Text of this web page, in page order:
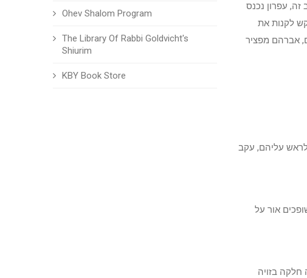
Ohev Shalom Program
The Library Of Rabbi Goldvicht's
Shiurim
KBY Book Store
עפרון נכנס
לקנות את
אברהם מפציר
לראש עליהם, עקב
אור על
חלקה בזויה